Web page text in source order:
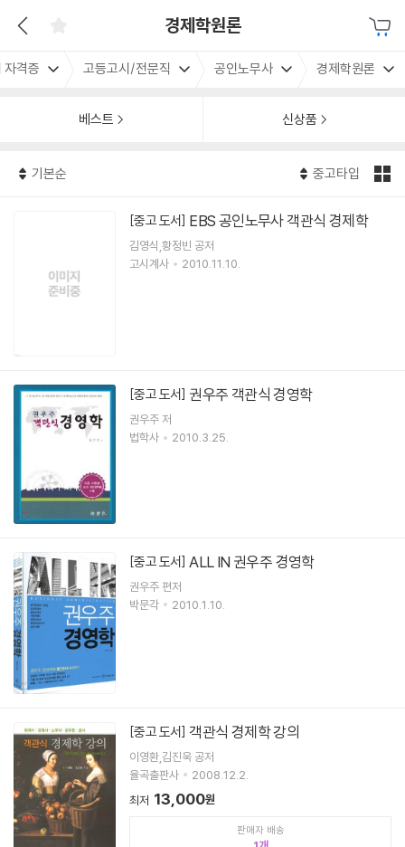
경제학원론
자격증 고등고시/전문직 공인노무사 경제학원론
베스트 신상품
기본순 중고타입
[중고 도서] EBS 공인노무사 객관식 경제학
김영식,황정빈 공저
고시계사
2010.11.10.
[중고 도서] 권우주 객관식 경영학
권우주 저
법학사
2010.3.25.
[중고 도서] ALL IN 권우주 경영학
권우주 편저
박문각
2010.1.10.
[중고 도서] 객관식 경제학 강의
이영환,김진욱 공저
율곡출판사
2008.12.2.
최저 13,000원
판매자 배송